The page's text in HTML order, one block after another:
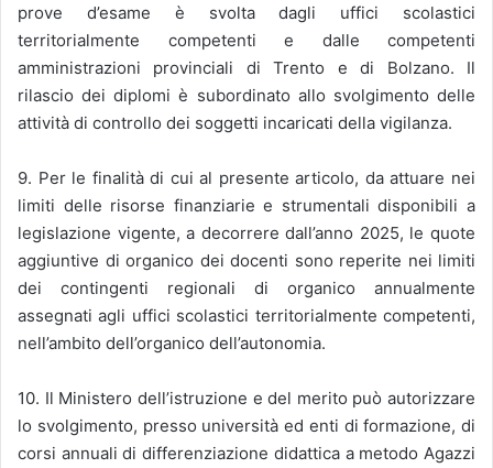
prove d’esame è svolta dagli uffici scolastici
territorialmente competenti e dalle competenti
amministrazioni provinciali di Trento e di Bolzano. Il
rilascio dei diplomi è subordinato allo svolgimento delle
attività di controllo dei soggetti incaricati della vigilanza.
9. Per le finalità di cui al presente articolo, da attuare nei
limiti delle risorse finanziarie e strumentali disponibili a
legislazione vigente, a decorrere dall’anno 2025, le quote
aggiuntive di organico dei docenti sono reperite nei limiti
dei contingenti regionali di organico annualmente
assegnati agli uffici scolastici territorialmente competenti,
nell’ambito dell’organico dell’autonomia.
10. Il Ministero dell’istruzione e del merito può autorizzare
lo svolgimento, presso università ed enti di formazione, di
corsi annuali di differenziazione didattica a metodo Agazzi